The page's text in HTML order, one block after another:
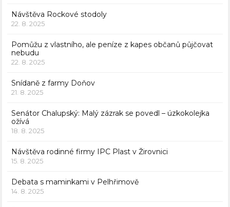
Návštěva Rockové stodoly
22. 8. 2025
Pomůžu z vlastního, ale peníze z kapes občanů půjčovat
nebudu
22. 8. 2025
Snídaně z farmy Doňov
21. 8. 2025
Senátor Chalupský: Malý zázrak se povedl – úzkokolejka
ožívá
18. 8. 2025
Návštěva rodinné firmy IPC Plast v Žirovnici
15. 8. 2025
Debata s maminkami v Pelhřimově
14. 8. 2025